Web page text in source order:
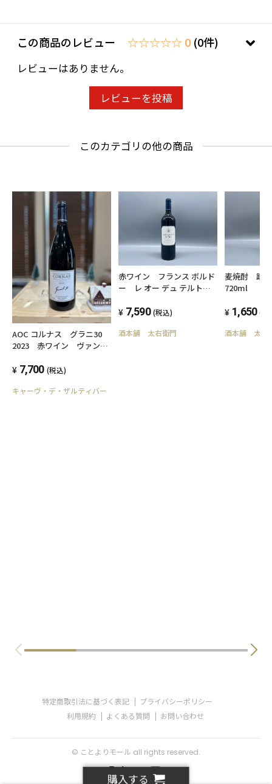
購入する
この商品のレビュー ☆☆☆☆☆ 0 (0件)
レビューはありません。
レビューを投稿
このカテゴリの他の商品
AOC コルナス グラニ30
2023 赤ワイン ヴァンサ
ーヌ7,700 (税込)
キャーヴ・デ・ザルティバー
赤ワイン フランス ボルド
ー レ オー デュ テルト
7,590 (税込)
酒本舗 太右衛門
麦焼酎 踊
720ml
1,650 (税
酒本舗 太右
特定商取引法に基づく表記
プライバシーポリシー
利用規約
よくある質問 お問い合わせ
© ことよりモール all rights reserved.